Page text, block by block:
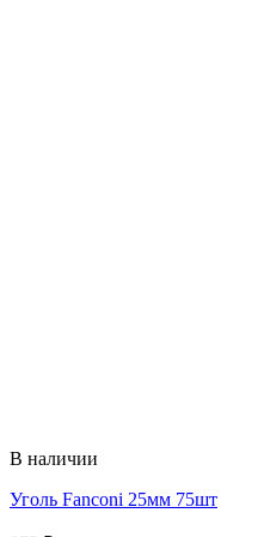
В наличии
Уголь Fanconi 25мм 75шт